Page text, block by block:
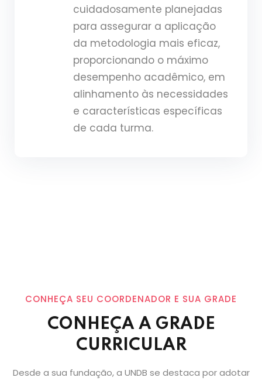
cuidadosamente planejadas
para assegurar a aplicação
da metodologia mais eficaz,
proporcionando o máximo
desempenho acadêmico, em
alinhamento às necessidades
e características específicas
de cada turma.
CONHEÇA SEU COORDENADOR E SUA GRADE
CONHEÇA A GRADE
CURRICULAR
Desde a sua fundação, a UNDB se destaca por adotar